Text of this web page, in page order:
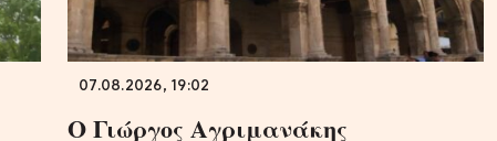
07.08.2026, 19:02
Ο Γιώργος Αγριμανάκης